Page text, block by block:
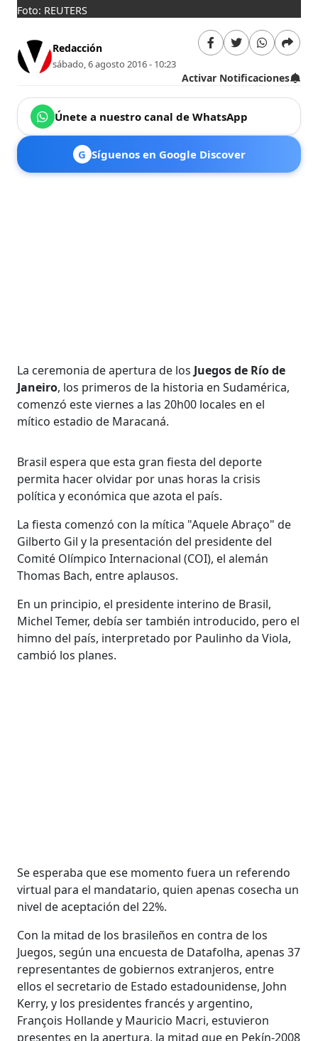
Foto: REUTERS
Redacción
sábado, 6 agosto 2016 - 10:23
Activar Notificaciones
Únete a nuestro canal de WhatsApp
G Síguenos en Google Discover
La ceremonia de apertura de los Juegos de Río de
Janeiro, los primeros de la historia en Sudamérica,
comenzó este viernes a las 20h00 locales en el
mítico estadio de Maracaná.
Brasil espera que esta gran fiesta del deporte
permita hacer olvidar por unas horas la crisis
política y económica que azota el país.
La fiesta comenzó con la mítica "Aquele Abraço" de
Gilberto Gil y la presentación del presidente del
Comité Olímpico Internacional (COI), el alemán
Thomas Bach, entre aplausos.
En un principio, el presidente interino de Brasil,
Michel Temer, debía ser también introducido, pero el
himno del país, interpretado por Paulinho da Viola,
cambió los planes.
Se esperaba que ese momento fuera un referendo
virtual para el mandatario, quien apenas cosecha un
nivel de aceptación del 22%.
Con la mitad de los brasileños en contra de los
Juegos, según una encuesta de Datafolha, apenas 37
representantes de gobiernos extranjeros, entre
ellos el secretario de Estado estadounidense, John
Kerry, y los presidentes francés y argentino,
François Hollande y Mauricio Macri, estuvieron
presentes en la apertura, la mitad que en Pekín-2008